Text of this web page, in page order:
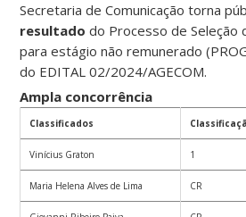
Secretaria de Comunicação torna
resultado do Processo de Seleção
para estágio não remunerado
do EDITAL 02/2024/AGECOM.
Ampla concorrência
Classificados
Vinícius Graton 1
Maria Helena Alves de Lima CR